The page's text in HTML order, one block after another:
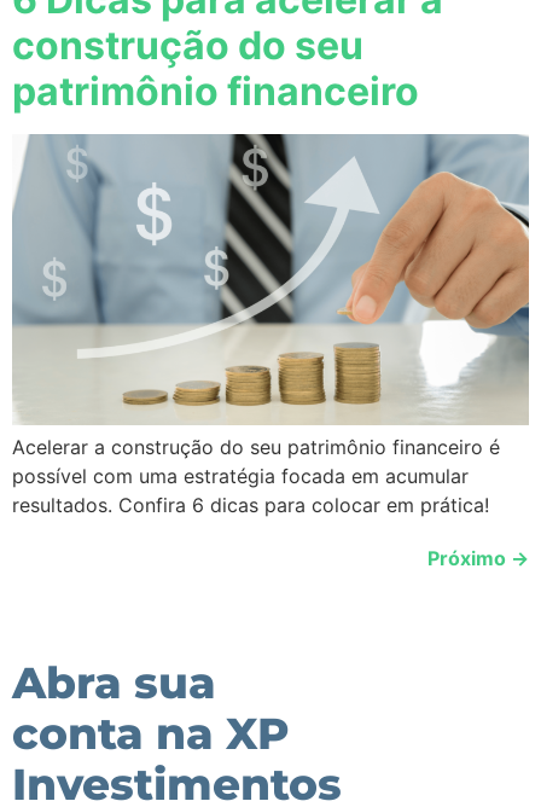
construção do seu
patrimônio financeiro
Acelerar a construção do seu patrimônio financeiro é
possível com uma estratégia focada em acumular
resultados. Confira 6 dicas para colocar em prática!
Próximo →
Abra sua
conta na XP
Investimentos